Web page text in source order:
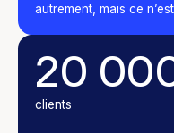
autrement, mais ce
20
clients